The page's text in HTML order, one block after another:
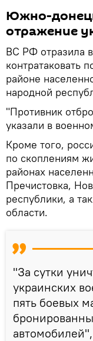
Южно-
отражение
ВС РФ отразила
контратаковать
районе
народной
"Противник
указали в
Кроме того,
по скоплениям
районах
Пречистовка,
республики, а
области.
"За сутки
украинских
пять боевых